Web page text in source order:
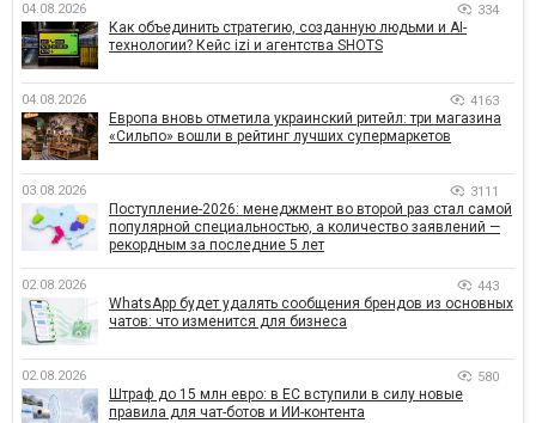
04.08.2026 334
Как объединить стратегию, созданную людьми и AI-
технологии? Кейс izi и агентства SHOTS
04.08.2026 4163
Европа вновь отметила украинский ритейл: три магазина
«Сильпо» вошли в рейтинг лучших супермаркетов
03.08.2026 3111
Поступление-2026: менеджмент во второй раз стал самой
популярной специальностью, а количество заявлений —
рекордным за последние 5 лет
02.08.2026 443
WhatsApp будет удалять сообщения брендов из основных
чатов: что изменится для бизнеса
02.08.2026 580
Штраф до 15 млн евро: в ЕС вступили в силу новые
правила для чат-ботов и ИИ-контента